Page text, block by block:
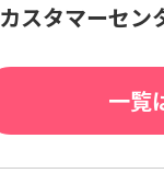
カスタマーセン
一覧